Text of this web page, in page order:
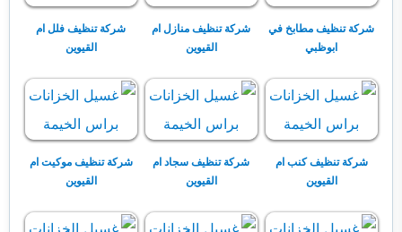
شركة تنظيف مطابخ في
ابوظبي
شركة تنظيف منازل ام
القيوين
شركة تنظيف فلل ام
القيوين
شركة تنظيف كنب ام
القيوين
شركة تنظيف سجاد ام
القيوين
شركة تنظيف موكيت ام
القيوين